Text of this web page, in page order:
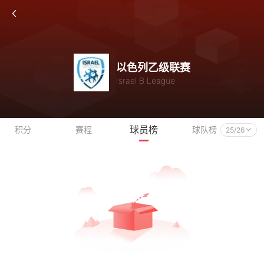
以色列乙级联赛
Israel B League
积分 赛程 球员榜 球队榜 25/26